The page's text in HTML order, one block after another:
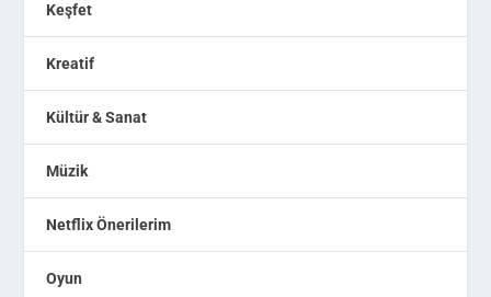
Keşfet
Kreatif
Kültür & Sanat
Müzik
Netflix Önerilerim
Oyun